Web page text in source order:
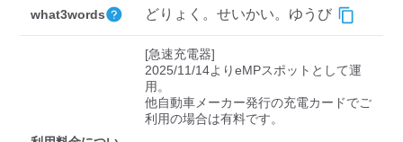
what3words どりょく。せいかい。ゆうび
[急速充電器]
2025/11/14よりeMPスポットとして運
用。
他自動車メーカー発行の充電カードでご
利用の場合は有料です。